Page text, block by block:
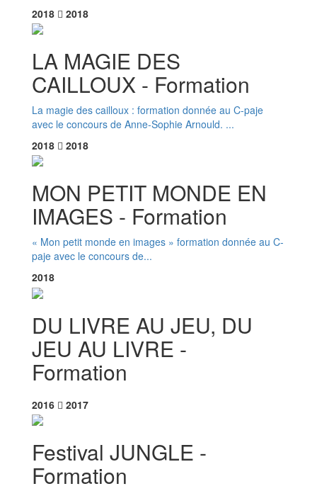
2018
2018
LA MAGIE DES
CAILLOUX - Formation
La magie des cailloux : formation donnée au C-paje
avec le concours de Anne-Sophie Arnould. ...
2018
2018
MON PETIT MONDE EN
IMAGES - Formation
« Mon petit monde en images » formation donnée au C-
paje avec le concours de...
2018
DU LIVRE AU JEU, DU
JEU AU LIVRE -
Formation
2016 2017
Festival JUNGLE -
Formation